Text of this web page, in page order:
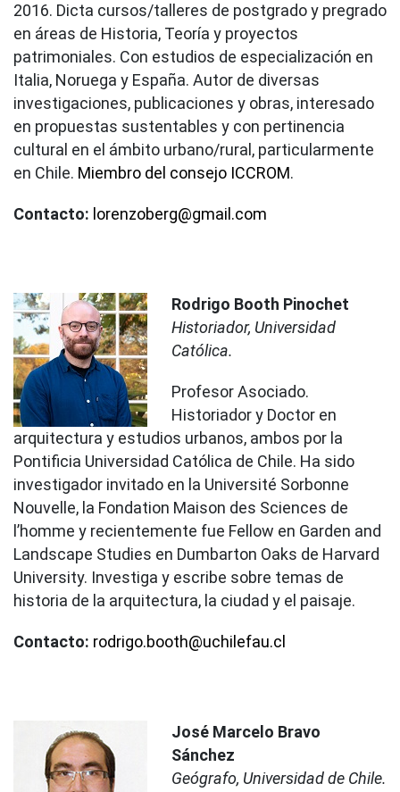
2016. Dicta cursos/talleres de postgrado y pregrado
en áreas de Historia, Teoría y proyectos
patrimoniales. Con estudios de especialización en
Italia, Noruega y España. Autor de diversas
investigaciones, publicaciones y obras, interesado
en propuestas sustentables y con pertinencia
cultural en el ámbito urbano/rural, particularmente
en Chile. Miembro del consejo ICCROM.
Contacto: lorenzoberg@gmail.com
Rodrigo Booth Pinochet
Historiador, Universidad
Católica.
Profesor Asociado.
Historiador y Doctor en
arquitectura y estudios urbanos, ambos por la
Pontificia Universidad Católica de Chile. Ha sido
investigador invitado en la Université Sorbonne
Nouvelle, la Fondation Maison des Sciences de
l’homme y recientemente fue Fellow en Garden and
Landscape Studies en Dumbarton Oaks de Harvard
University. Investiga y escribe sobre temas de
historia de la arquitectura, la ciudad y el paisaje.
Contacto: rodrigo.booth@uchilefau.cl
José Marcelo Bravo
Sánchez
Geógrafo, Universidad de Chile.